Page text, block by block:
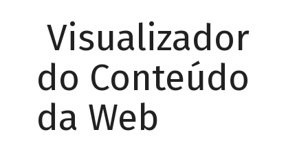
Visualizador
do Conteúdo
da Web